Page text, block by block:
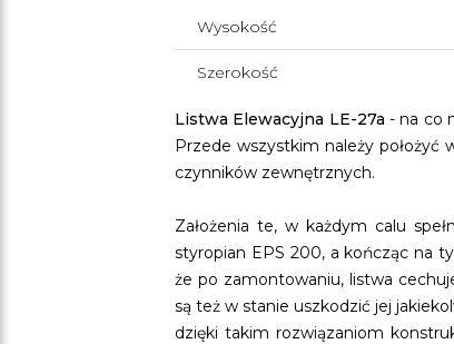
Wysokość
Szerokość
Listwa Elewacyjna LE-27a - na co
Przede wszystkim należy położyć
czynników zewnętrznych.
Założenia te, w każdym calu
styropian EPS 200, a kończąc na
że po zamontowaniu, listwa
są też w stanie uszkodzić jej
dzięki takim rozwiązaniom